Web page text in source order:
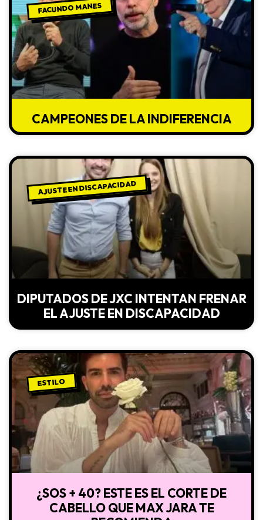
FACUNDO MANES
CAMPEONES DE LA INDIFERENCIA
AJUSTE EN DISCAPACIDAD
DIPUTADOS DE JXC INTENTAN FRENAR
EL AJUSTE EN DISCAPACIDAD
ESTILO
¿SOS + 40? ESTE ES EL CORTE DE
CABELLO QUE MAX JARA TE